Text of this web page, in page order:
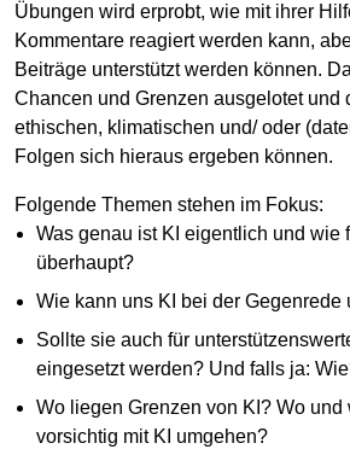
Übungen wird erprobt, wie mit ihrer
Kommentare reagiert werden kann,
Beiträge unterstützt werden können.
Chancen und Grenzen ausgelotet und
ethischen, klimatischen und/ oder
Folgen sich hieraus ergeben können.
Folgende Themen stehen im Fokus:
Was genau ist KI eigentlich und wie
überhaupt?
Wie kann uns KI bei der Gegenrede
Sollte sie auch für
eingesetzt werden? Und falls ja:
Wo liegen Grenzen von KI? Wo und
vorsichtig mit KI umgehen?